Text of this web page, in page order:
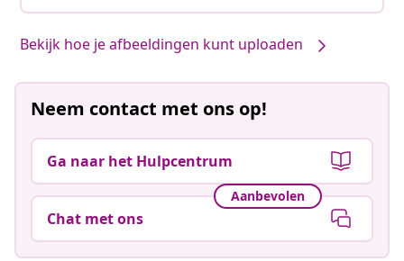
Bekijk hoe je afbeeldingen kunt uploaden
Neem contact met ons op!
Ga naar het Hulpcentrum
Aanbevolen
Chat met ons